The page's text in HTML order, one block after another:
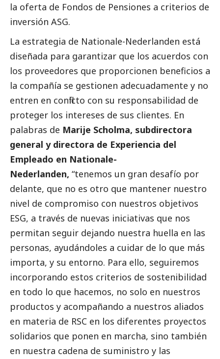
la oferta de Fondos de Pensiones a criterios de
inversión ASG.
La estrategia de Nationale-Nederlanden está
diseñada para garantizar que los acuerdos con
los proveedores que proporcionen beneficios a
la compañía se gestionen adecuadamente y no
entren en conflicto con su responsabilidad de
proteger los intereses de sus clientes. En
palabras de Marije Scholma, subdirectora
general y directora de Experiencia del
Empleado en Nationale-
Nederlanden, “tenemos un gran desafío por
delante, que no es otro que mantener nuestro
nivel de compromiso con nuestros objetivos
ESG, a través de nuevas iniciativas que nos
permitan seguir dejando nuestra huella en las
personas, ayudándoles a cuidar de lo que más
importa, y su entorno. Para ello, seguiremos
incorporando estos criterios de sostenibilidad
en todo lo que hacemos, no solo en nuestros
productos y acompañando a nuestros aliados
en materia de RSC en los diferentes proyectos
solidarios que ponen en marcha, sino también
en nuestra cadena de suministro y las